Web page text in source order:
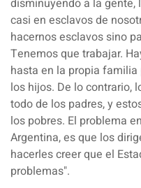
casi en esclavos de
hacernos esclavos sino
Tenemos que trabajar.
hasta en la propia familia
los hijos. De lo contrario,
todo de los padres, y
los pobres. El problema
Argentina, es que los
hacerles creer que el
problemas".